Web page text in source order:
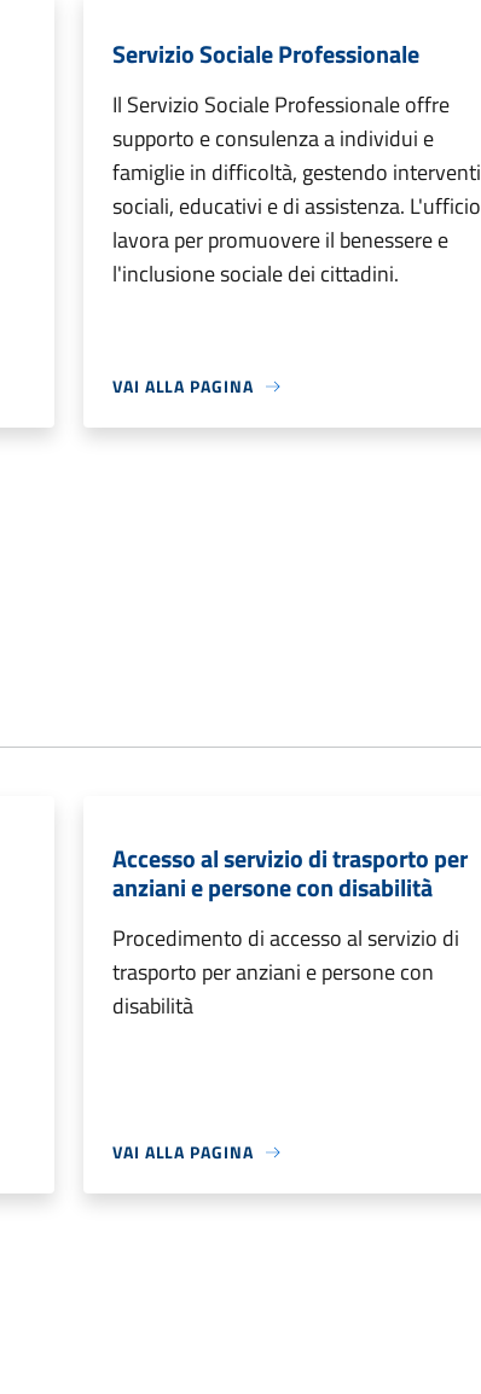
Servizio Sociale Professionale
Il Servizio Sociale Professionale offre
supporto e consulenza a individui e
famiglie in difficoltà, gestendo interventi
sociali, educativi e di assistenza. L'ufficio
lavora per promuovere il benessere e
l'inclusione sociale dei cittadini.
VAI ALLA PAGINA
Accesso al servizio di trasporto per
anziani e persone con disabilità
Procedimento di accesso al servizio di
trasporto per anziani e persone con
disabilità
VAI ALLA PAGINA